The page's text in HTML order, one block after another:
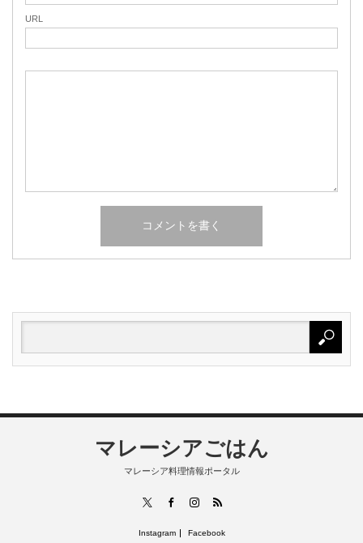
URL
マレーシアごはん
マレーシア料理情報ポータル
FacebookInstagram
RSS
Instagram Facebook